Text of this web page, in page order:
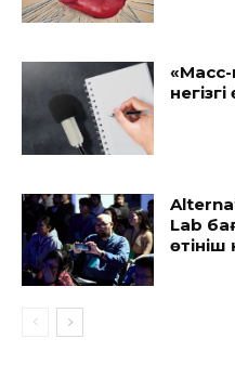
Lab